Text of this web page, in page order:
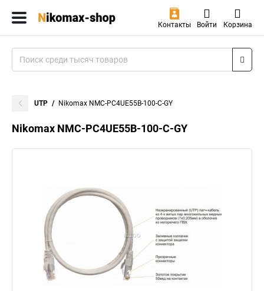
Контакты Войти Корзина
UTP Nikomax NMC-PC4UE55B-100-C-GY
Nikomax NMC-PC4UE55B-100-C-GY